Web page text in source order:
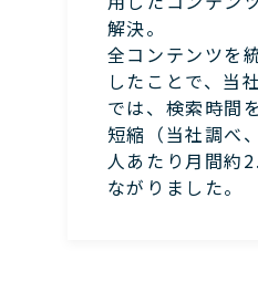
解決。
全コンテンツを
したことで、当
では、検索時間
短縮（当社調べ
人あたり月間約
ながりました。